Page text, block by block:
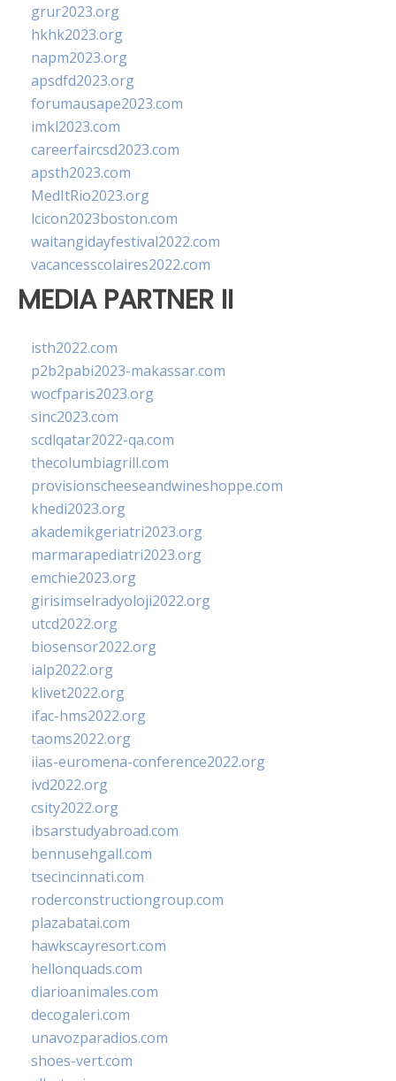
grur2023.org
hkhk2023.org
napm2023.org
apsdfd2023.org
forumausape2023.com
imkl2023.com
careerfaircsd2023.com
apsth2023.com
MedItRio2023.org
lcicon2023boston.com
waitangidayfestival2022.com
vacancesscolaires2022.com
MEDIA PARTNER II
isth2022.com
p2b2pabi2023-makassar.com
wocfparis2023.org
sinc2023.com
scdlqatar2022-qa.com
thecolumbiagrill.com
provisionscheeseandwineshoppe.com
khedi2023.org
akademikgeriatri2023.org
marmarapediatri2023.org
emchie2023.org
girisimselradyoloji2022.org
utcd2022.org
biosensor2022.org
ialp2022.org
klivet2022.org
ifac-hms2022.org
taoms2022.org
iias-euromena-conference2022.org
ivd2022.org
csity2022.org
ibsarstudyabroad.com
bennusehgall.com
tsecincinnati.com
roderconstructiongroup.com
plazabatai.com
hawkscayresort.com
hellonquads.com
diarioanimales.com
decogaleri.com
unavozparadios.com
shoes-vert.com